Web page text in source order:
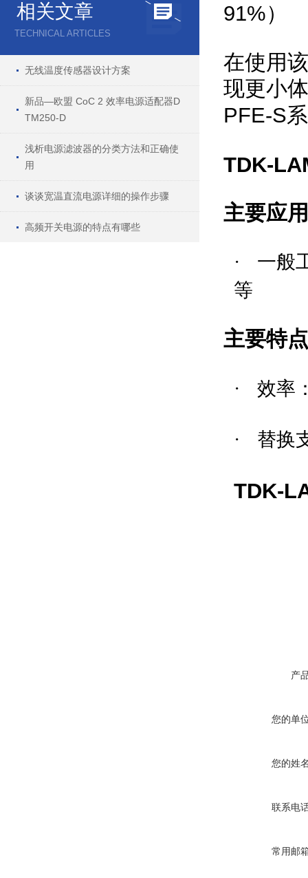
相关文章
TECHNICAL ARTICLES
无线温度传感器设计方案
新品—欧盟 CoC 2 效率电源适配器D
TM250-D
浅析电源滤波器的分类方法和正确使
用
谈谈宽温直流电源详细的操作步骤
高频开关电源的特点有哪些
91%）
在使用
现更小
PFE-S
TDK-
主要应用
·
一般
等
主要特
· 效率
· 替换
TDK-
产
您的单
您的姓
联系电
常用邮